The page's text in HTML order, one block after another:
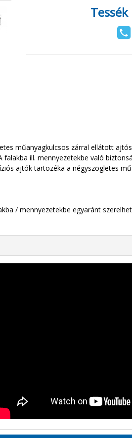
műanyagkulcsos zárral ellátott
ill. mennyezetekbe való
ajtók tartozéka a négyszögletes
/ mennyezetekbe egyaránt